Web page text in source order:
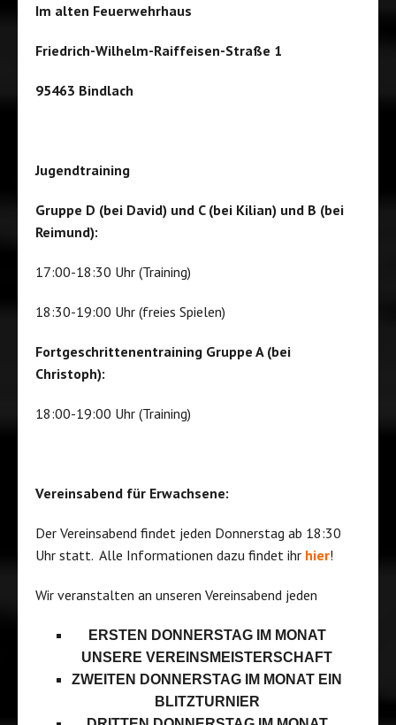
Im alten Feuerwehrhaus
Friedrich-Wilhelm-Raiffeisen-Straße 1
95463 Bindlach
Jugendtraining
Gruppe D (bei David) und C (bei Kilian) und B (bei
Reimund):
17:00-18:30 Uhr (Training)
18:30-19:00 Uhr (freies Spielen)
Fortgeschrittenentraining Gruppe A (bei
Christoph):
18:00-19:00 Uhr (Training)
Vereinsabend für Erwachsene:
Der Vereinsabend findet jeden Donnerstag ab 18:30
Uhr statt. Alle Informationen dazu findet ihr hier!
Wir veranstalten an unseren Vereinsabend jeden
ERSTEN DONNERSTAG IM MONAT
UNSERE VEREINSMEISTERSCHAFT
ZWEITEN DONNERSTAG IM MONAT EIN
BLITZTURNIER